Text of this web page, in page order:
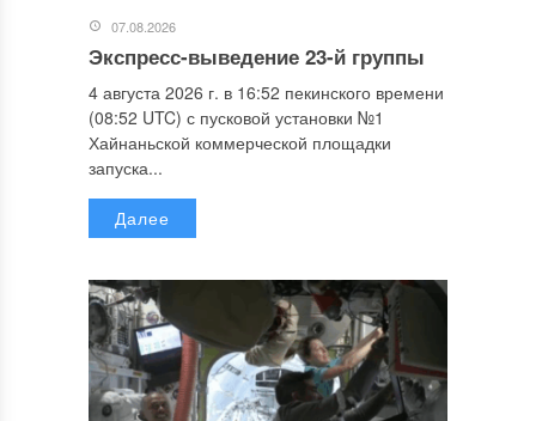
07.08.2026
Экспресс-выведение 23-й группы
4 августа 2026 г. в 16:52 пекинского времени
(08:52 UTC) с пусковой установки №1
Хайнаньской коммерческой площадки
запуска...
Далее